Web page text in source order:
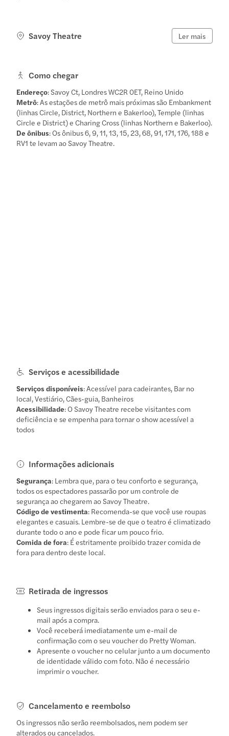
Savoy Theatre Ler mais
Como chegar
Endereço: Savoy Ct, Londres WC2R 0ET, Reino Unido
Metrô: As estações de metrô mais próximas são Embankment
(linhas Circle, District, Northern e Bakerloo), Temple (linhas
Circle e District) e Charing Cross (linhas Northern e Bakerloo).
De ônibus: Os ônibus 6, 9, 11, 13, 15, 23, 68, 91, 171, 176, 188 e
RV1 te levam ao Savoy Theatre.
Serviços e acessibilidade
Serviços disponíveis: Acessível para cadeirantes, Bar no
local, Vestiário, Cães-guia, Banheiros
Acessibilidade: O Savoy Theatre recebe visitantes com
deficiência e se empenha para tornar o show acessível a
todos
Informações adicionais
Segurança: Lembra que, para o teu conforto e segurança,
todos os espectadores passarão por um controle de
segurança ao chegarem ao Savoy Theatre.
Código de vestimenta: Recomenda-se que você use roupas
elegantes e casuais. Lembre-se de que o teatro é climatizado
durante todo o ano e pode ficar um pouco frio.
Comida de fora: É estritamente proibido trazer comida de
fora para dentro deste local.
Retirada de ingressos
Seus ingressos digitais serão enviados para o seu e-
mail após a compra.
Você receberá imediatamente um e-mail de
confirmação com o seu voucher do Pretty Woman.
Apresente o voucher no celular junto a um documento
de identidade válido com foto. Não é necessário
imprimir o voucher.
Cancelamento e reembolso
Os ingressos não serão reembolsados, nem podem ser
alterados ou cancelados.